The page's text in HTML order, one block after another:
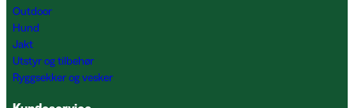
Outdoor
Hund
Jakt
Utstyr og tilbehør
Ryggsekker og vesker